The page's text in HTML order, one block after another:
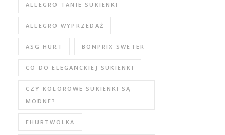
ALLEGRO TANIE SUKIENKI
ALLEGRO WYPRZEDAŻ
ASG HURT BONPRIX SWETER
CO DO ELEGANCKIEJ SUKIENKI
CZY KOLOROWE SUKIENKI SĄ
MODNE?
EHURTWOLKA